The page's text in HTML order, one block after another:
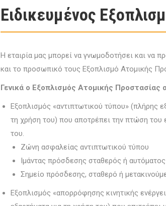
Ειδικευμένος
Η εταιρία μας μπορεί να γνωμοδοτήσει και να
και το προσωπικό τους Εξοπλισμό Ατομικής
Γενικά ο Εξοπλισμός Ατομικής
Εξοπλισμός «αντιπτωτικού τύπου» (πλήρης
τη χρήση του) που αποτρέπει την πτώση του
του.
Ζώνη ασφαλείας αντιπτωτικού τύπου
Ιμάντας πρόσδεσης σταθερός ή αυτόματος
Σημείο πρόσδεσης, σταθερό ή
Εξοπλισμός «απορρόφησης κινητικής